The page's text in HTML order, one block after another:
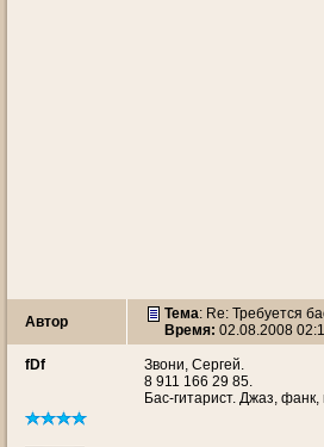
Автор Тема: Re: Требуется
Время: 02.08.2008
fDf
Звони, Сергей.
8 911 166 29 85.
Бас-гитарист. Джаз, фанк,